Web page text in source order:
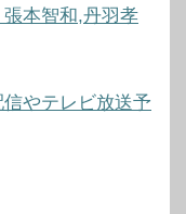
本智和,丹羽孝
やテレビ放送予